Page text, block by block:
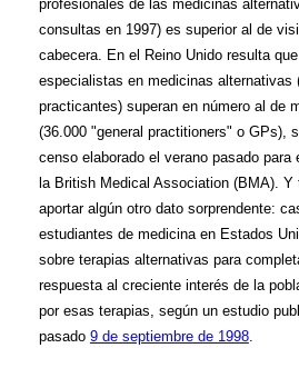
profesionales de las medicinas
consultas en 1997) es superior al de
cabecera. En el Reino Unido resulta
especialistas en medicinas alternativas
practicantes) superan en número al de
(36.000 "general practitioners" o GPs),
censo elaborado el verano pasado para
la British Medical Association (BMA). Y
aportar algún otro dato sorprendente:
estudiantes de medicina en Estados
sobre terapias alternativas para
respuesta al creciente interés de la
por esas terapias, según un estudio
pasado 9 de septiembre de 1998.